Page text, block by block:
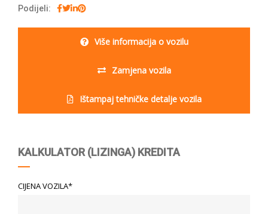
Podijeli:
Više informacija o vozilu
Zamjena vozila
Ištampaj tehničke detalje vozila
KALKULATOR (LIZINGA) KREDITA
CIJENA VOZILA*